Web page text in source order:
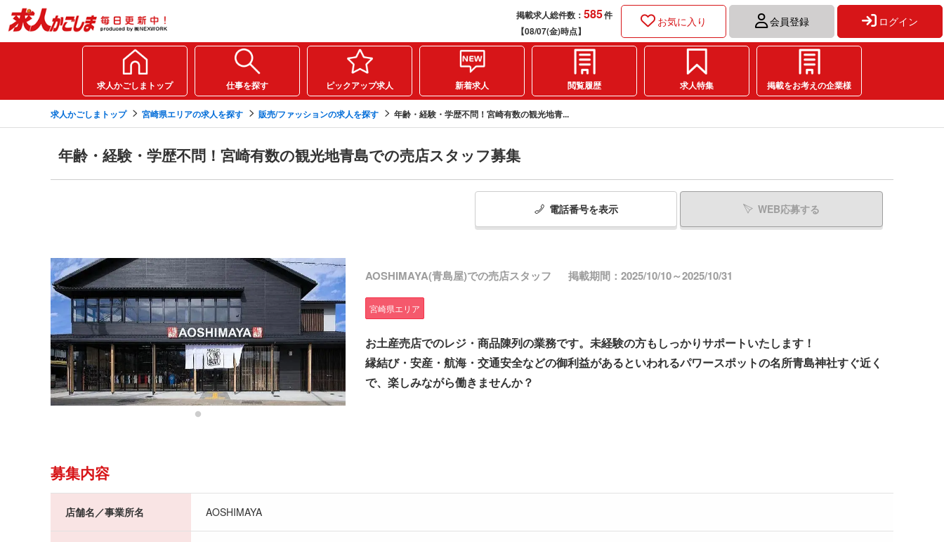
掲載求人総件数： 585件
【08/07(金)時点】
お気に入り 会員登録 ログイン
求人かごしまトップ 仕事を探す ピックアップ求人 新着求人 閲覧履歴 求人特集 掲載をお考えの企業様
求人かごしまトップ 宮崎県エリアの求人を探す 販売/ファッションの求人を探す 年齢・経験・学歴不問！宮崎有数の観光地青...
年齢・経験・学歴不問！宮崎有数の観光地青島での売店スタッフ募集
電話番号を表示 WEB応募する
AOSHIMAYA(青島屋)での売店スタッフ 掲載期間：2025/10/10～2025/10/31
宮崎県エリア
お土産売店でのレジ・商品陳列の業務です。未経験の方もしっかりサポートいたします！
縁結び・安産・航海・交通安全などの御利益があるといわれるパワースポットの名所青島神社すぐ近く
で、楽しみながら働きませんか？
募集内容
店舗名／事業所名 AOSHIMAYA